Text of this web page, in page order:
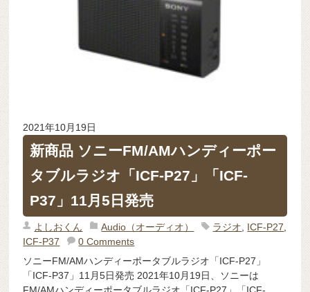
2021年10月19日
新商品 ソニーFM/AMハンディーポー
タブルラジオ「ICF-P27」「ICF-
P37」11月5日発売
よしおくん Audio（オーディオ） ラジオ, ICF-P27,
ICF-P37
0 Comments
ソニーFM/AMハンディーポータブルラジオ「ICF-P27」
「ICF-P37」11月5日発売 2021年10月19日、ソニーは